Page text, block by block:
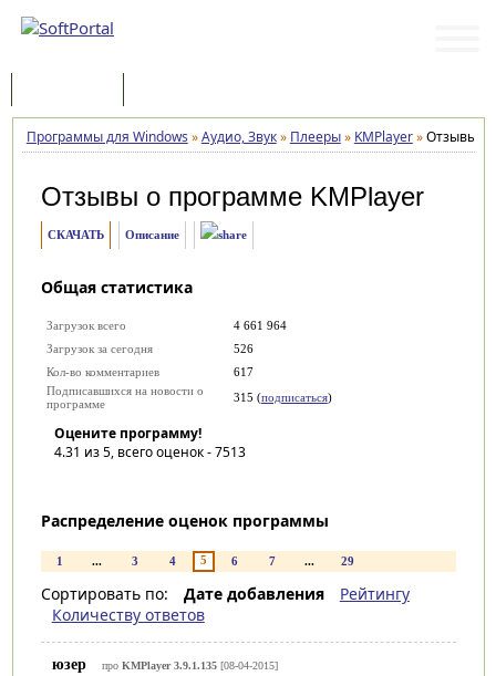
Программы для Windows »Аудио, Звук» Плееры» KMPlayer»Отзывы
Отзывы о программе KMPlayer
СКАЧАТЬ Описание
Общая статистика
Загрузок всего
4 661 964
Загрузок за сегодня
526
Кол-во комментариев
617
Подписавшихся на новости о
программе
315 (подписаться)
Оцените программу!
4.31 из 5, всего оценок -7513
Распределение оценок программы
1 ... 3 4 5 6 7 ... 29
Сортировать по: Дате добавления
Рейтингу
Количеству ответов
юзер про KMPlayer 3.9.1.135[08-04-2015]